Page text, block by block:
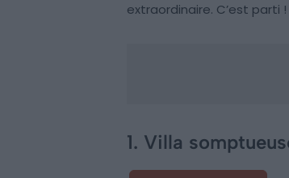
extraordinaire. C’est parti !
1. Villa